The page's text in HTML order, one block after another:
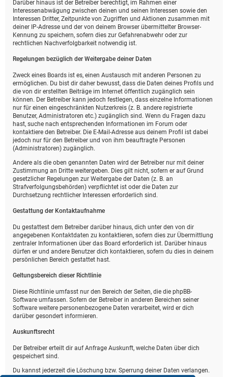
Darüber hinaus ist der Betreiber berechtigt, im Rahmen einer
Interessenabwägung zwischen deinen und seinen Interessen sowie den
Interessen Dritter, Zeitpunkte von Zugriffen und Aktionen zusammen mit
deiner IP-Adresse und der von deinem Browser übermittelter Browser-
Kennung zu speichern, sofern dies zur Gefahrenabwehr oder zur
rechtlichen Nachverfolgbarkeit notwendig ist.
Regelungen bezüglich der Weitergabe deiner Daten
Zweck eines Boards ist es, einen Austausch mit anderen Personen zu
ermöglichen. Du bist dir daher bewusst, dass die Daten deines Profils und
die von dir erstellten Beiträge im Internet öffentlich zugänglich sein
können. Der Betreiber kann jedoch festlegen, dass einzelne Informationen
nur für einen eingeschränkten Nutzerkreis (z. B. andere registrierte
Benutzer, Administratoren etc.) zugänglich sind. Wenn du Fragen dazu
hast, suche nach entsprechenden Informationen im Forum oder
kontaktiere den Betreiber. Die E-Mail-Adresse aus deinem Profil ist dabei
jedoch nur für den Betreiber und von ihm beauftragte Personen
(Administratoren) zugänglich.
Andere als die oben genannten Daten wird der Betreiber nur mit deiner
Zustimmung an Dritte weitergeben. Dies gilt nicht, sofern er auf Grund
gesetzlicher Regelungen zur Weitergabe der Daten (z. B. an
Strafverfolgungsbehörden) verpflichtet ist oder die Daten zur
Durchsetzung rechtlicher Interessen erforderlich sind.
Gestattung der Kontaktaufnahme
Du gestattest dem Betreiber darüber hinaus, dich unter den von dir
angegebenen Kontaktdaten zu kontaktieren, sofern dies zur Übermittlung
zentraler Informationen über das Board erforderlich ist. Darüber hinaus
dürfen er und andere Benutzer dich kontaktieren, sofern du dies in deinem
persönlichen Bereich gestattet hast.
Geltungsbereich dieser Richtlinie
Diese Richtlinie umfasst nur den Bereich der Seiten, die die phpBB-
Software umfassen. Sofern der Betreiber in anderen Bereichen seiner
Software weitere personenbezogene Daten verarbeitet, wird er dich
darüber gesondert informieren.
Auskunftsrecht
Der Betreiber erteilt dir auf Anfrage Auskunft, welche Daten über dich
gespeichert sind.
Du kannst jederzeit die Löschung bzw. Sperrung deiner Daten verlangen.